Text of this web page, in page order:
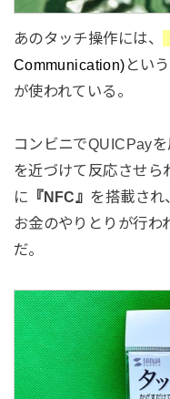
あのタッチ操作には、
Communication) とい
が使われている。
コンビニでQUICPay
を近づけて反応させら
に 『NFC』 を搭載され
お金のやりとりが行わ
だ。